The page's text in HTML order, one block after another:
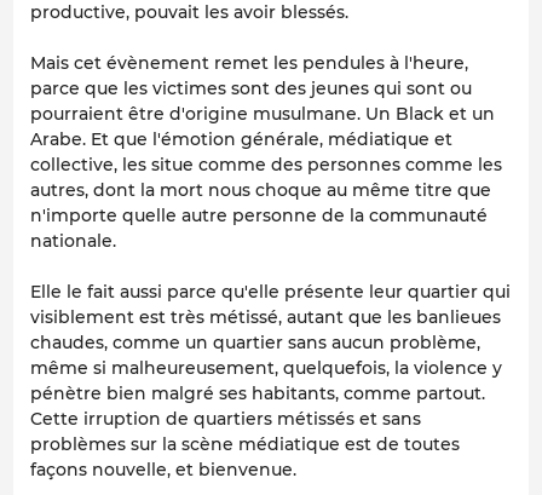
productive, pouvait les avoir blessés.
Mais cet évènement remet les pendules à l'heure,
parce que les victimes sont des jeunes qui sont ou
pourraient être d'origine musulmane. Un Black et un
Arabe. Et que l'émotion générale, médiatique et
collective, les situe comme des personnes comme les
autres, dont la mort nous choque au même titre que
n'importe quelle autre personne de la communauté
nationale.
Elle le fait aussi parce qu'elle présente leur quartier qui
visiblement est très métissé, autant que les banlieues
chaudes, comme un quartier sans aucun problème,
même si malheureusement, quelquefois, la violence y
pénètre bien malgré ses habitants, comme partout.
Cette irruption de quartiers métissés et sans
problèmes sur la scène médiatique est de toutes
façons nouvelle, et bienvenue.